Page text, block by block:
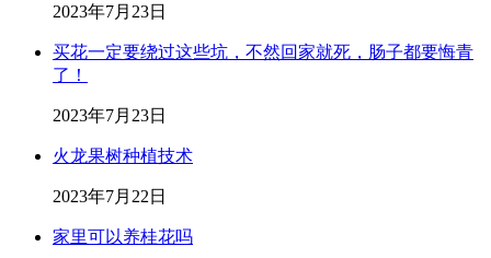
2023年7月23日
买花一定要绕过这些坑，不然回家就死，肠子都要悔青
了！
2023年7月23日
火龙果树种植技术
2023年7月22日
家里可以养桂花吗